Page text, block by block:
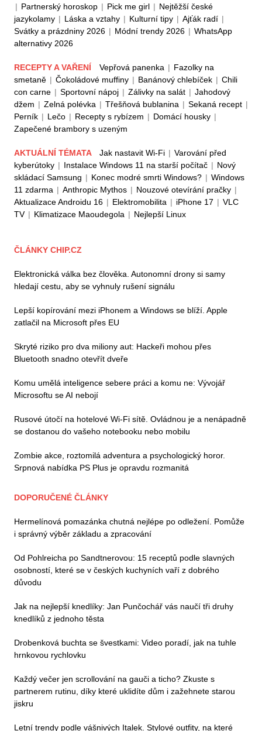
| Partnerský horoskop | Pick me girl | Nejtěžší české
jazykolamy | Láska a vztahy | Kulturní tipy | Ajťák radí |
Svátky a prázdniny 2026 | Módní trendy 2026 | WhatsApp
alternativy 2026
RECEPTY A VAŘENÍ Vepřová panenka | Fazolky na
smetaně | Čokoládové muffiny | Banánový chlebíček | Chili
con carne | Sportovní nápoj | Zálivky na salát | Jahodový
džem | Zelná polévka | Třešňová bublanina | Sekaná recept |
Perník | Lečo | Recepty s rybízem | Domácí housky |
Zapečené brambory s uzeným
AKTUÁLNÍ TÉMATA Jak nastavit Wi-Fi | Varování před
kyberútoky | Instalace Windows 11 na starší počítač | Nový
skládací Samsung | Konec modré smrti Windows? | Windows
11 zdarma | Anthropic Mythos | Nouzové otevírání pračky |
Aktualizace Androidu 16 | Elektromobilita | iPhone 17 | VLC
TV | Klimatizace Maoudegola | Nejlepší Linux
ČLÁNKY CHIP.CZ
Elektronická válka bez člověka. Autonomní drony si samy
hledají cestu, aby se vyhnuly rušení signálu
Lepší kopírování mezi iPhonem a Windows se blíží. Apple
zatlačil na Microsoft přes EU
Skryté riziko pro dva miliony aut: Hackeři mohou přes
Bluetooth snadno otevřít dveře
Komu umělá inteligence sebere práci a komu ne: Vývojář
Microsoftu se AI nebojí
Rusové útočí na hotelové Wi-Fi sítě. Ovládnou je a nenápadně
se dostanou do vašeho notebooku nebo mobilu
Zombie akce, roztomilá adventura a psychologický horor.
Srpnová nabídka PS Plus je opravdu rozmanitá
DOPORUČENÉ ČLÁNKY
Hermelínová pomazánka chutná nejlépe po odležení. Pomůže
i správný výběr základu a zpracování
Od Pohlreicha po Sandtnerovou: 15 receptů podle slavných
osobností, které se v českých kuchyních vaří z dobrého
důvodu
Jak na nejlepší knedlíky: Jan Punčochář vás naučí tři druhy
knedlíků z jednoho těsta
Drobenková buchta se švestkami: Video poradí, jak na tuhle
hrnkovou rychlovku
Každý večer jen scrollování na gauči a ticho? Zkuste s
partnerem rutinu, díky které uklidíte dům i zažehnete starou
jiskru
Letní trendy podle vášnivých Italek. Stylové outfity, na které